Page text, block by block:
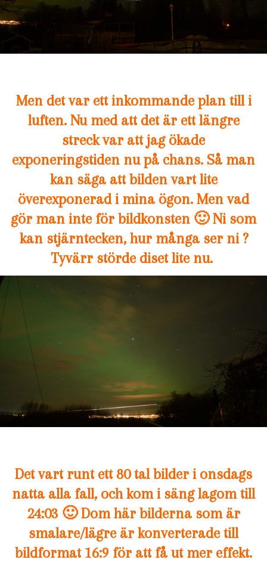
Men det var ett inkommande plan till i
luften. Nu med att det är ett längre
streck var att jag ökade
exponeringstiden nu på chans. Så man
kan säga att bilden vart lite
överexponerad i mina ögon. Men vad
gör man inte för bildkonsten 🙂 Ni som
kan stjärntecken, hur många ser ni ?
Tyvärr störde diset lite nu.
Det vart runt ett 80 tal bilder i onsdags
natta alla fall, och kom i säng lagom till
24:03 🙂 Dom här bilderna som är
smalare/lägre är konverterade till
bildformat 16:9 för att få ut mer effekt.